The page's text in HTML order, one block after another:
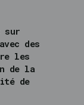
sur
des
les
de la
de